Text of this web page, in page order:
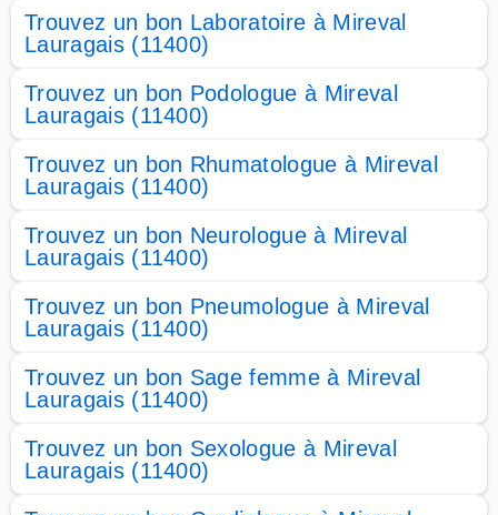
Trouvez un bon Laboratoire à Mireval
Lauragais (11400)
Trouvez un bon Podologue à Mireval
Lauragais (11400)
Trouvez un bon Rhumatologue à Mireval
Lauragais (11400)
Trouvez un bon Neurologue à Mireval
Lauragais (11400)
Trouvez un bon Pneumologue à Mireval
Lauragais (11400)
Trouvez un bon Sage femme à Mireval
Lauragais (11400)
Trouvez un bon Sexologue à Mireval
Lauragais (11400)